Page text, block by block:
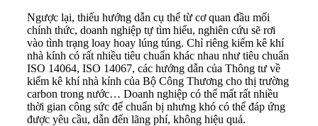
Ngược lại, thiếu hướng dẫn cụ thể từ cơ quan đầu mối
chính thức, doanh nghiệp tự tìm hiểu, nghiên cứu sẽ rơi
vào tình trạng loay hoay lúng túng. Chỉ riêng kiểm kê khí
nhà kính có rất nhiều tiêu chuẩn khác nhau như tiêu chuẩn
ISO 14064, ISO 14067, các hướng dẫn của Thông tư về
kiểm kê khí nhà kính của Bộ Công Thương cho thị trường
carbon trong nước… Doanh nghiệp có thể mất rất nhiều
thời gian công sức để chuẩn bị nhưng khó có thể đáp ứng
được yêu cầu, dẫn đến lãng phí, không hiệu quả.